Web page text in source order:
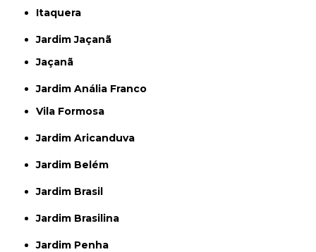
Itaquera
Jardim Jaçanã
Jaçanã
Jardim Anália Franco
Vila Formosa
Jardim Aricanduva
Jardim Belém
Jardim Brasil
Jardim Brasilina
Jardim Penha